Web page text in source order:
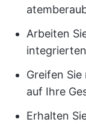
Arbeiten
Greifen
auf Ihre
Erhalten